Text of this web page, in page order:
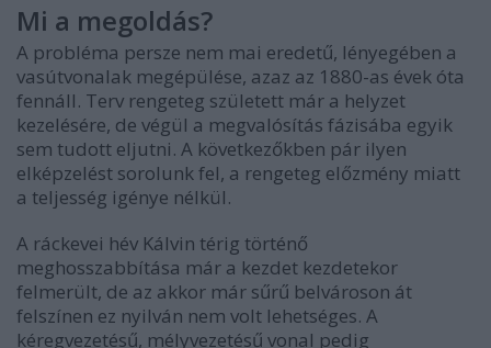
Mi a megoldás?
A probléma persze nem mai eredetű, lényegében a
vasútvonalak megépülése, azaz az 1880-as évek óta
fennáll. Terv rengeteg született már a helyzet
kezelésére, de végül a megvalósítás fázisába egyik
sem tudott eljutni. A következőkben pár ilyen
elképzelést sorolunk fel, a rengeteg előzmény miatt
a teljesség igénye nélkül.
A ráckevei hév Kálvin térig történő
meghosszabbítása már a kezdet kezdetekor
felmerült, de az akkor már sűrű belvároson át
felszínen ez nyilván nem volt lehetséges. A
kéregvezetésű, mélyvezetésű vonal pedig